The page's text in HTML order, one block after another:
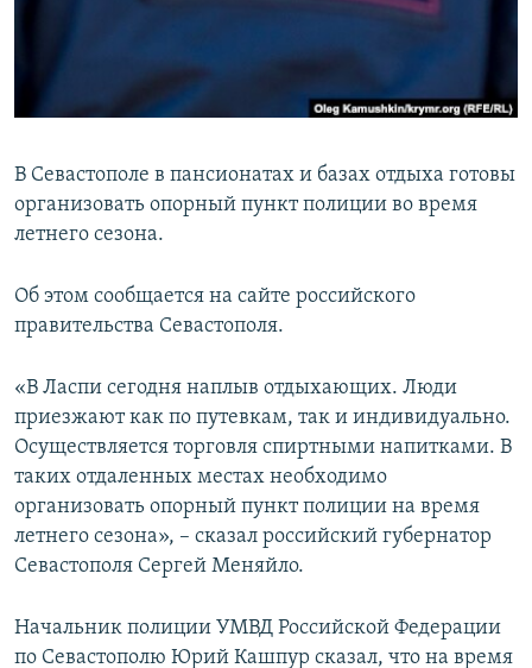
КРЫМ.НЕПОКОРЕННЫЙ
ELIFBE
Все сайты RFE/RL
В Севастополе в пансионатах и базах отдыха готовы
организовать опорный пункт полиции во время
летнего сезона.
Об этом сообщается на сайте российского
правительства Севастополя.
«В Ласпи сегодня наплыв отдыхающих. Люди
приезжают как по путевкам, так и индивидуально.
Осуществляется торговля спиртными напитками. В
таких отдаленных местах необходимо
организовать опорный пункт полиции на время
летнего сезона», – сказал российский губернатор
Севастополя Сергей Меняйло.
Начальник полиции УМВД Российской Федерации
по Севастополю Юрий Кашпур сказал, что на время